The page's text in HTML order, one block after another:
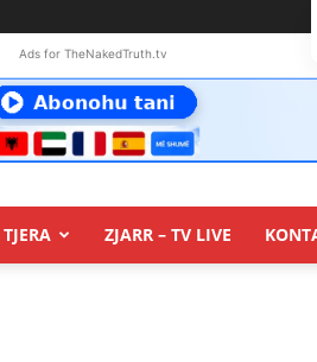
Ads for TheNakedTruth.tv
ZJARR – TV LIVE